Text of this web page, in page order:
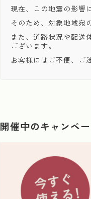
現在、この地震の影響
そのため、対象地域宛
また、道路状況や配送
ございます。
お客様にはご不便、ご
開催中のキャンペ